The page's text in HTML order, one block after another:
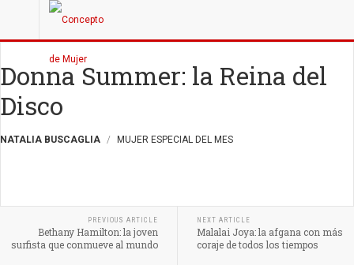
Donna Summer: la Reina del
Disco
NATALIA BUSCAGLIA MUJER ESPECIAL DEL MES
PREVIOUS ARTICLE
Bethany Hamilton: la joven
surfista que conmueve al mundo
NEXT ARTICLE
Malalai Joya: la afgana con más
coraje de todos los tiempos